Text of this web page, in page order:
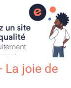
La joie de